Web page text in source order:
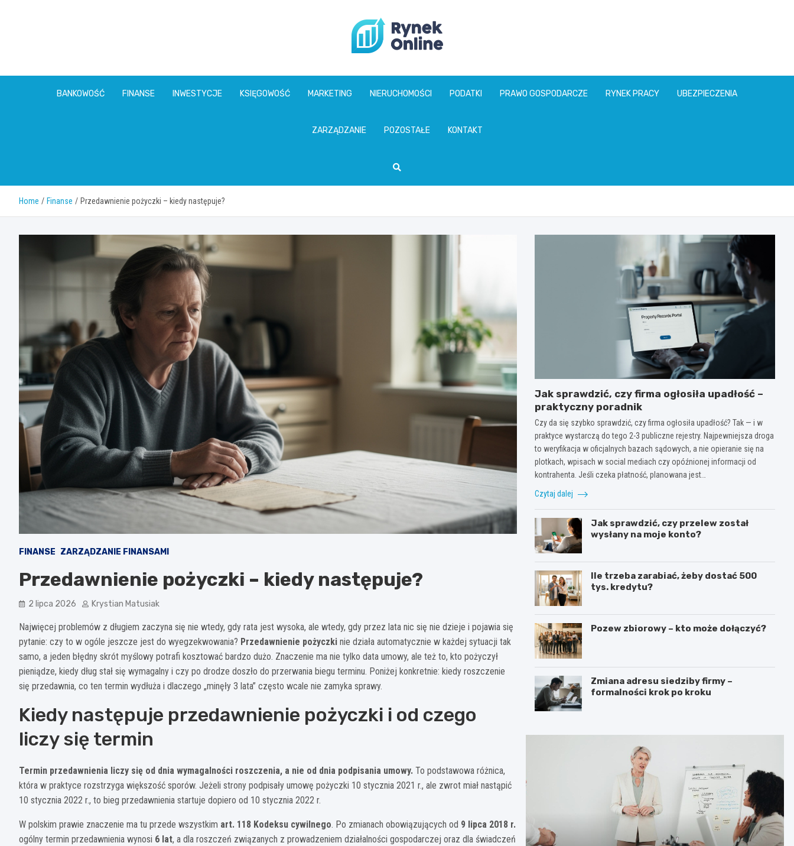
www.rynekonline.pl
BANKOWOŚĆ FINANSE INWESTYCJE KSIĘGOWOŚĆ MARKETING NIERUCHOMOŚCI PODATKI PRAWO GOSPODARCZE RYNEK PRACY UBEZPIECZENIA
ZARZĄDZANIE POZOSTAŁE KONTAKT
Home Finanse Przedawnienie pożyczki – kiedy następuje?
FINANSE ZARZĄDZANIE FINANSAMI
Przedawnienie pożyczki – kiedy następuje?
2 lipca 2026 Krystian Matusiak
Najwięcej problemów z długiem zaczyna się nie wtedy, gdy rata jest wysoka, ale wtedy, gdy przez lata nic się nie dzieje i pojawia się
pytanie: czy to w ogóle jeszcze jest do wyegzekwowania? Przedawnienie pożyczki nie działa automatycznie w każdej sytuacji tak
samo, a jeden błędny skrót myślowy potrafi kosztować bardzo dużo. Znaczenie ma nie tylko data umowy, ale też to, kto pożyczył
pieniądze, kiedy dług stał się wymagalny i czy po drodze doszło do przerwania biegu terminu. Poniżej konkretnie: kiedy roszczenie
się przedawnia, co ten termin wydłuża i dlaczego „minęły 3 lata” często wcale nie zamyka sprawy.
Kiedy następuje przedawnienie pożyczki i od czego
liczy się termin
Termin przedawnienia liczy się od dnia wymagalności roszczenia, a nie od dnia podpisania umowy. To podstawowa różnica,
która w praktyce rozstrzyga większość sporów. Jeżeli strony podpisały umowę pożyczki 10 stycznia 2021 r., ale zwrot miał nastąpić
10 stycznia 2022 r., to bieg przedawnienia startuje dopiero od 10 stycznia 2022 r.
W polskim prawie znaczenie ma tu przede wszystkim art. 118 Kodeksu cywilnego. Po zmianach obowiązujących od 9 lipca 2018 r.
ogólny termin przedawnienia wynosi 6 lat, a dla roszczeń związanych z prowadzeniem działalności gospodarczej oraz dla świadczeń
Jak sprawdzić, czy firma ogłosiła upadłość –
praktyczny poradnik
Czy da się szybko sprawdzić, czy firma ogłosiła upadłość? Tak — i w
praktyce wystarczą do tego 2-3 publiczne rejestry. Najpewniejsza droga
to weryfikacja w oficjalnych bazach sądowych, a nie opieranie się na
plotkach, wpisach w social mediach czy opóźnionej informacji od
kontrahenta. Jeśli czeka płatność, planowana jest…
Czytaj dalej
Jak sprawdzić, czy przelew został
wysłany na moje konto?
Ile trzeba zarabiać, żeby dostać 500
tys. kredytu?
Pozew zbiorowy – kto może dołączyć?
Zmiana adresu siedziby firmy –
formalności krok po kroku